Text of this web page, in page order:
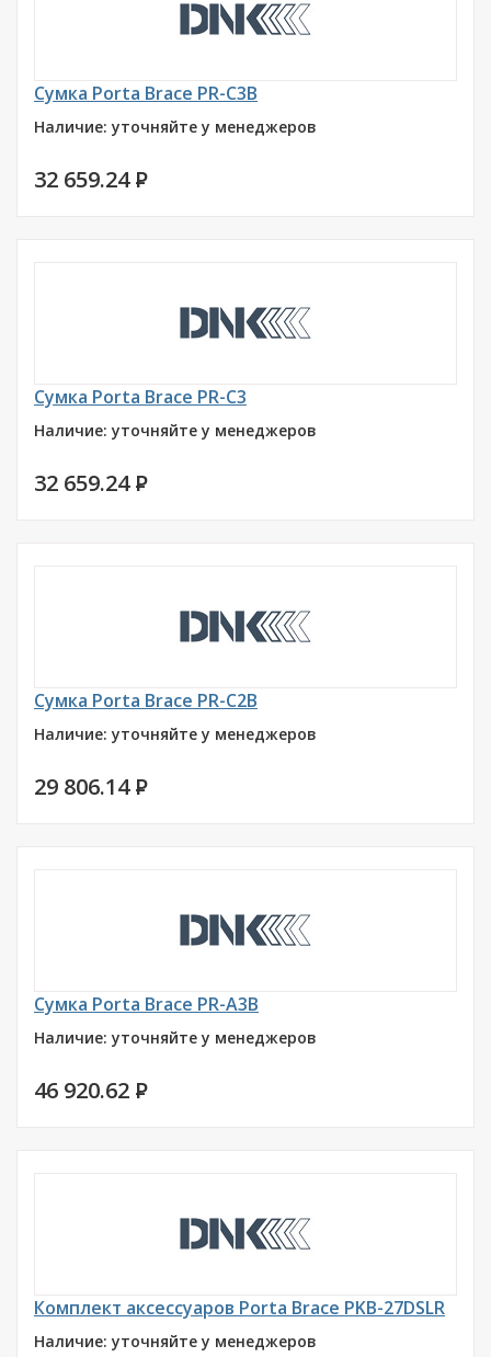
Сумка Porta Brace PR-C3B
Наличие: уточняйте у менеджеров
32 659.24P
Сумка Porta Brace PR-C3
Наличие: уточняйте у менеджеров
32 659.24P
Сумка Porta Brace PR-C2B
Наличие: уточняйте у менеджеров
29 806.14P
Сумка Porta Brace PR-A3B
Наличие: уточняйте у менеджеров
46 920.62 P
Комплект аксессуаров Porta Brace PKB-27DSLR
Наличие: уточняйте у менеджеров